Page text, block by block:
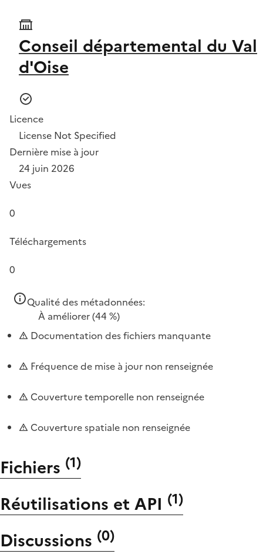
Conseil départemental du Val
d'Oise
Licence
License Not Specified
Dernière mise à jour
24 juin 2026
Vues
0
Téléchargements
0
Qualité des métadonnées:
À améliorer(44 %)
Documentation des fichiers manquante
Fréquence de mise à jour non renseignée
Couverture temporelle non renseignée
Couverture spatiale non renseignée
Fichiers (1)
Réutilisations et API (1)
Discussions (0)